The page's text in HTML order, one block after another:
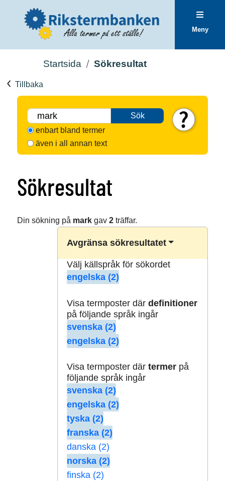
Meny
Startsida Sökresultat
Tillbaka
Sök
enbart bland termer
även i all annan text
Sökresultat
Din sökning på markgav 2träffar.
Avgränsa sökresultatet
Välj källspråk för sökordet
engelska (2)
Visa termposter där definitioner
på följande språk ingår
svenska (2)
engelska (2)
Visa termposter där termerpå
följande språk ingår
svenska (2)
engelska (2)
tyska (2)
franska (2)
danska (2)
norska (2)
finska (2)